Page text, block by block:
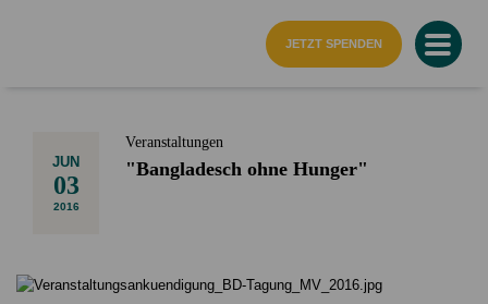
JETZT SPENDEN
JUN
03
2016
Veranstaltungen
"Bangladesch ohne Hunger"